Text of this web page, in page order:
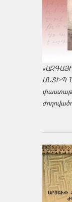
ԱՆՏԻՊ